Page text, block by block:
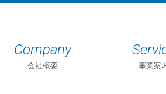
Company
会社概要 事業案